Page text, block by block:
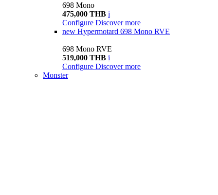
698 Mono
475,000 THB i
Configure Discover more
new Hypermotard 698 Mono RVE
698 Mono RVE
519,000 THB i
Configure Discover more
Monster